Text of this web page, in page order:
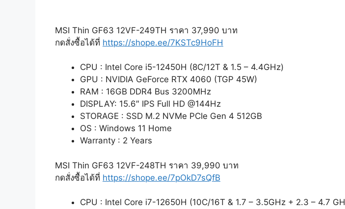
MSI Thin GF63 12VF-249TH ราคา 37,990 บาท
กดสั่งซื้อได้ที่ https://shope.ee/7KSTc9HoFH
CPU : Intel Core i5-12450H (8C/12T & 1.5 – 4.4GHz)
GPU : NVIDIA GeForce RTX 4060 (TGP 45W)
RAM : 16GB DDR4 Bus 3200MHz
DISPLAY: 15.6″ IPS Full HD @144Hz
STORAGE : SSD M.2 NVMe PCIe Gen 4 512GB
OS : Windows 11 Home
Warranty : 2 Years
MSI Thin GF63 12VF-248TH ราคา 39,990 บาท
กดสั่งซื้อได้ที่ https://shope.ee/7pOkD7sQfB
CPU : Intel Core i7-12650H (10C/16T & 1.7 – 3.5GHz + 2.3 – 4.7